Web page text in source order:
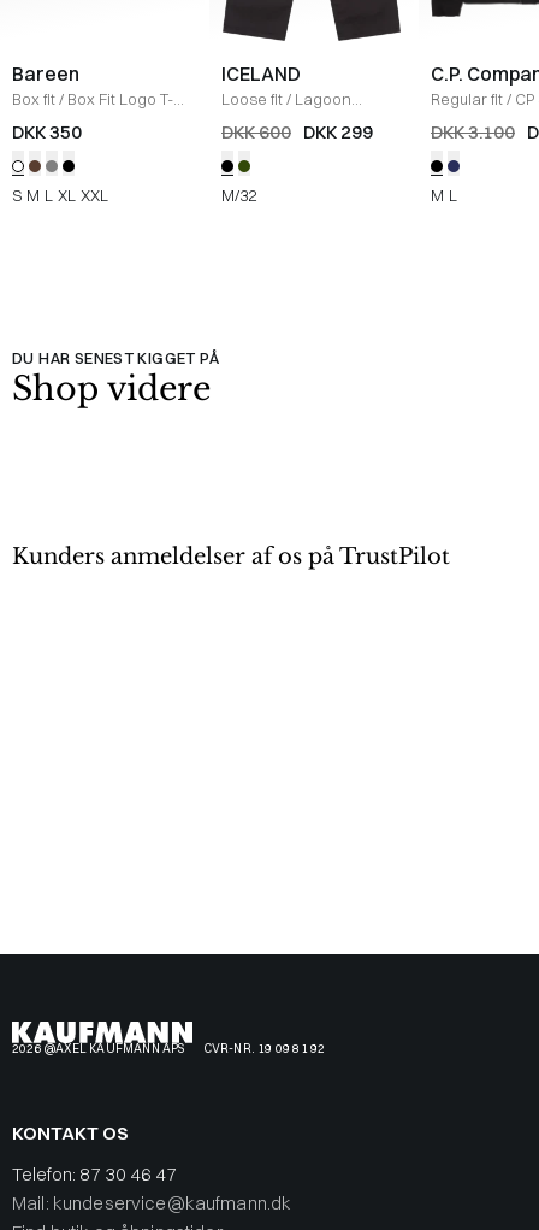
Bareen
Box fit/ Box Fit Logo T-
shirt /WHITE
DKK 350
S M L XL XXL
ICELAND
Loose fit/ Lagoon
Bukser / BLACK
DKK 600 DKK 299
M/32
C.P.
Regular fit/
Jakke
SORT
DKK 3.100
M L
DU HAR SENEST KIGGET PÅ
Shop videre
Kunders anmeldelser af os på TrustPilot
2026 @AXEL KAUFMANN APS CVR-NR. 19 09 81 92
KONTAKT OS
Telefon: 87 30 46 47
Mail: kundeservice@kaufmann.dk